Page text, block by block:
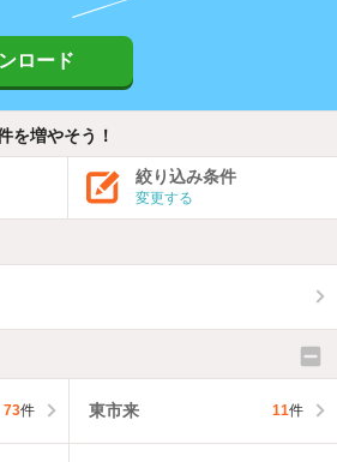
ロード
を増やそう！
絞り込み条件
変更する
73件 東市来 11件